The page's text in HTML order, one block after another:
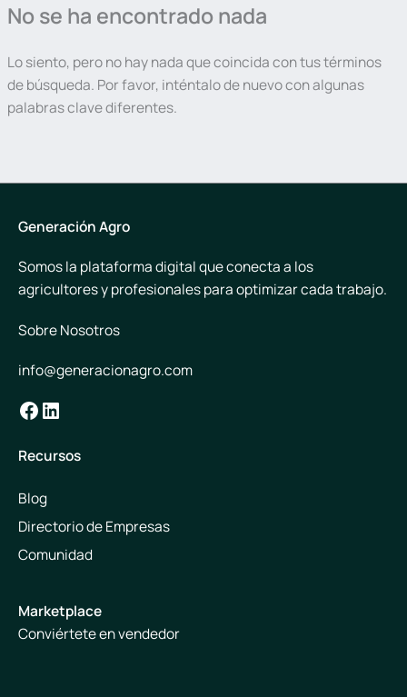
No se ha encontrado nada
Lo siento, pero no hay nada que coincida con tus términos
de búsqueda. Por favor, inténtalo de nuevo con algunas
palabras clave diferentes.
Generación Agro
Somos la plataforma digital que conecta a los
agricultores y profesionales para optimizar cada trabajo.
Sobre Nosotros
info@generacionagro.com
Facebook
LinkedIn
Recursos
Blog
Directorio de Empresas
Comunidad
Marketplace
Conviértete en vendedor